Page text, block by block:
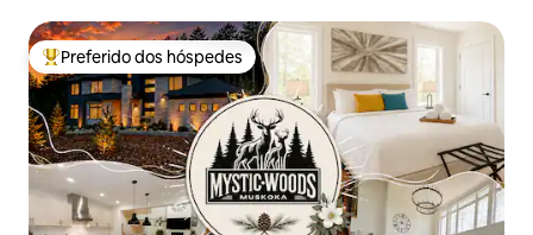
Entre os melhores preferidos dos hóspedes
Preferido dos hóspedes